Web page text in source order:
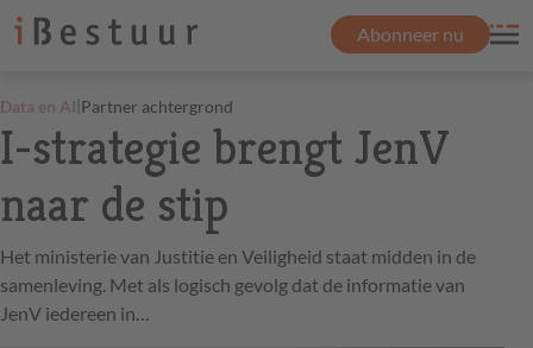
Abonneer nu
Data en AI|Partner achtergrond
I-strategie brengt JenV
naar de stip
Het ministerie van Justitie en Veiligheid staat midden in de
samenleving. Met als logisch gevolg dat de informatie van
JenV iedereen in…